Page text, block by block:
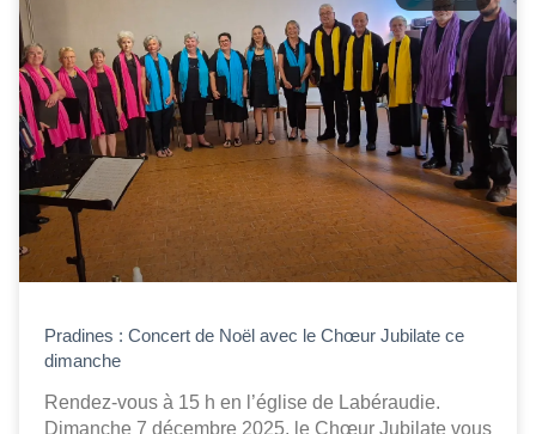
Pradines : Concert de Noël avec le Chœur Jubilate ce
dimanche
Rendez-vous à 15 h en l’église de Labéraudie.
Dimanche 7 décembre 2025, le Chœur Jubilate vous